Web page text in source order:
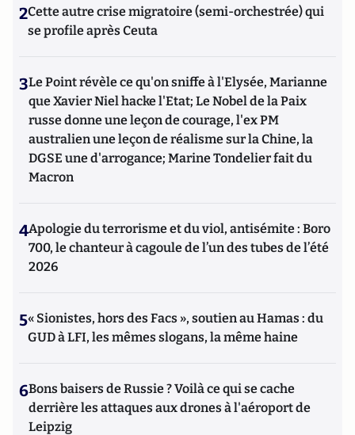
2Cette autre crise migratoire (semi-orchestrée) qui
se profile après Ceuta
3Le Point révèle ce qu'on sniffe à l'Elysée, Marianne
que Xavier Niel hacke l'Etat; Le Nobel de la Paix
russe donne une leçon de courage, l'ex PM
australien une leçon de réalisme sur la Chine, la
DGSE une d'arrogance; Marine Tondelier fait du
Macron
4Apologie du terrorisme et du viol, antisémite : Boro
700, le chanteur à cagoule de l’un des tubes de l’été
2026
5« Sionistes, hors des Facs », soutien au Hamas : du
GUD à LFI, les mêmes slogans, la même haine
6Bons baisers de Russie ? Voilà ce qui se cache
derrière les attaques aux drones à l'aéroport de
Leipzig